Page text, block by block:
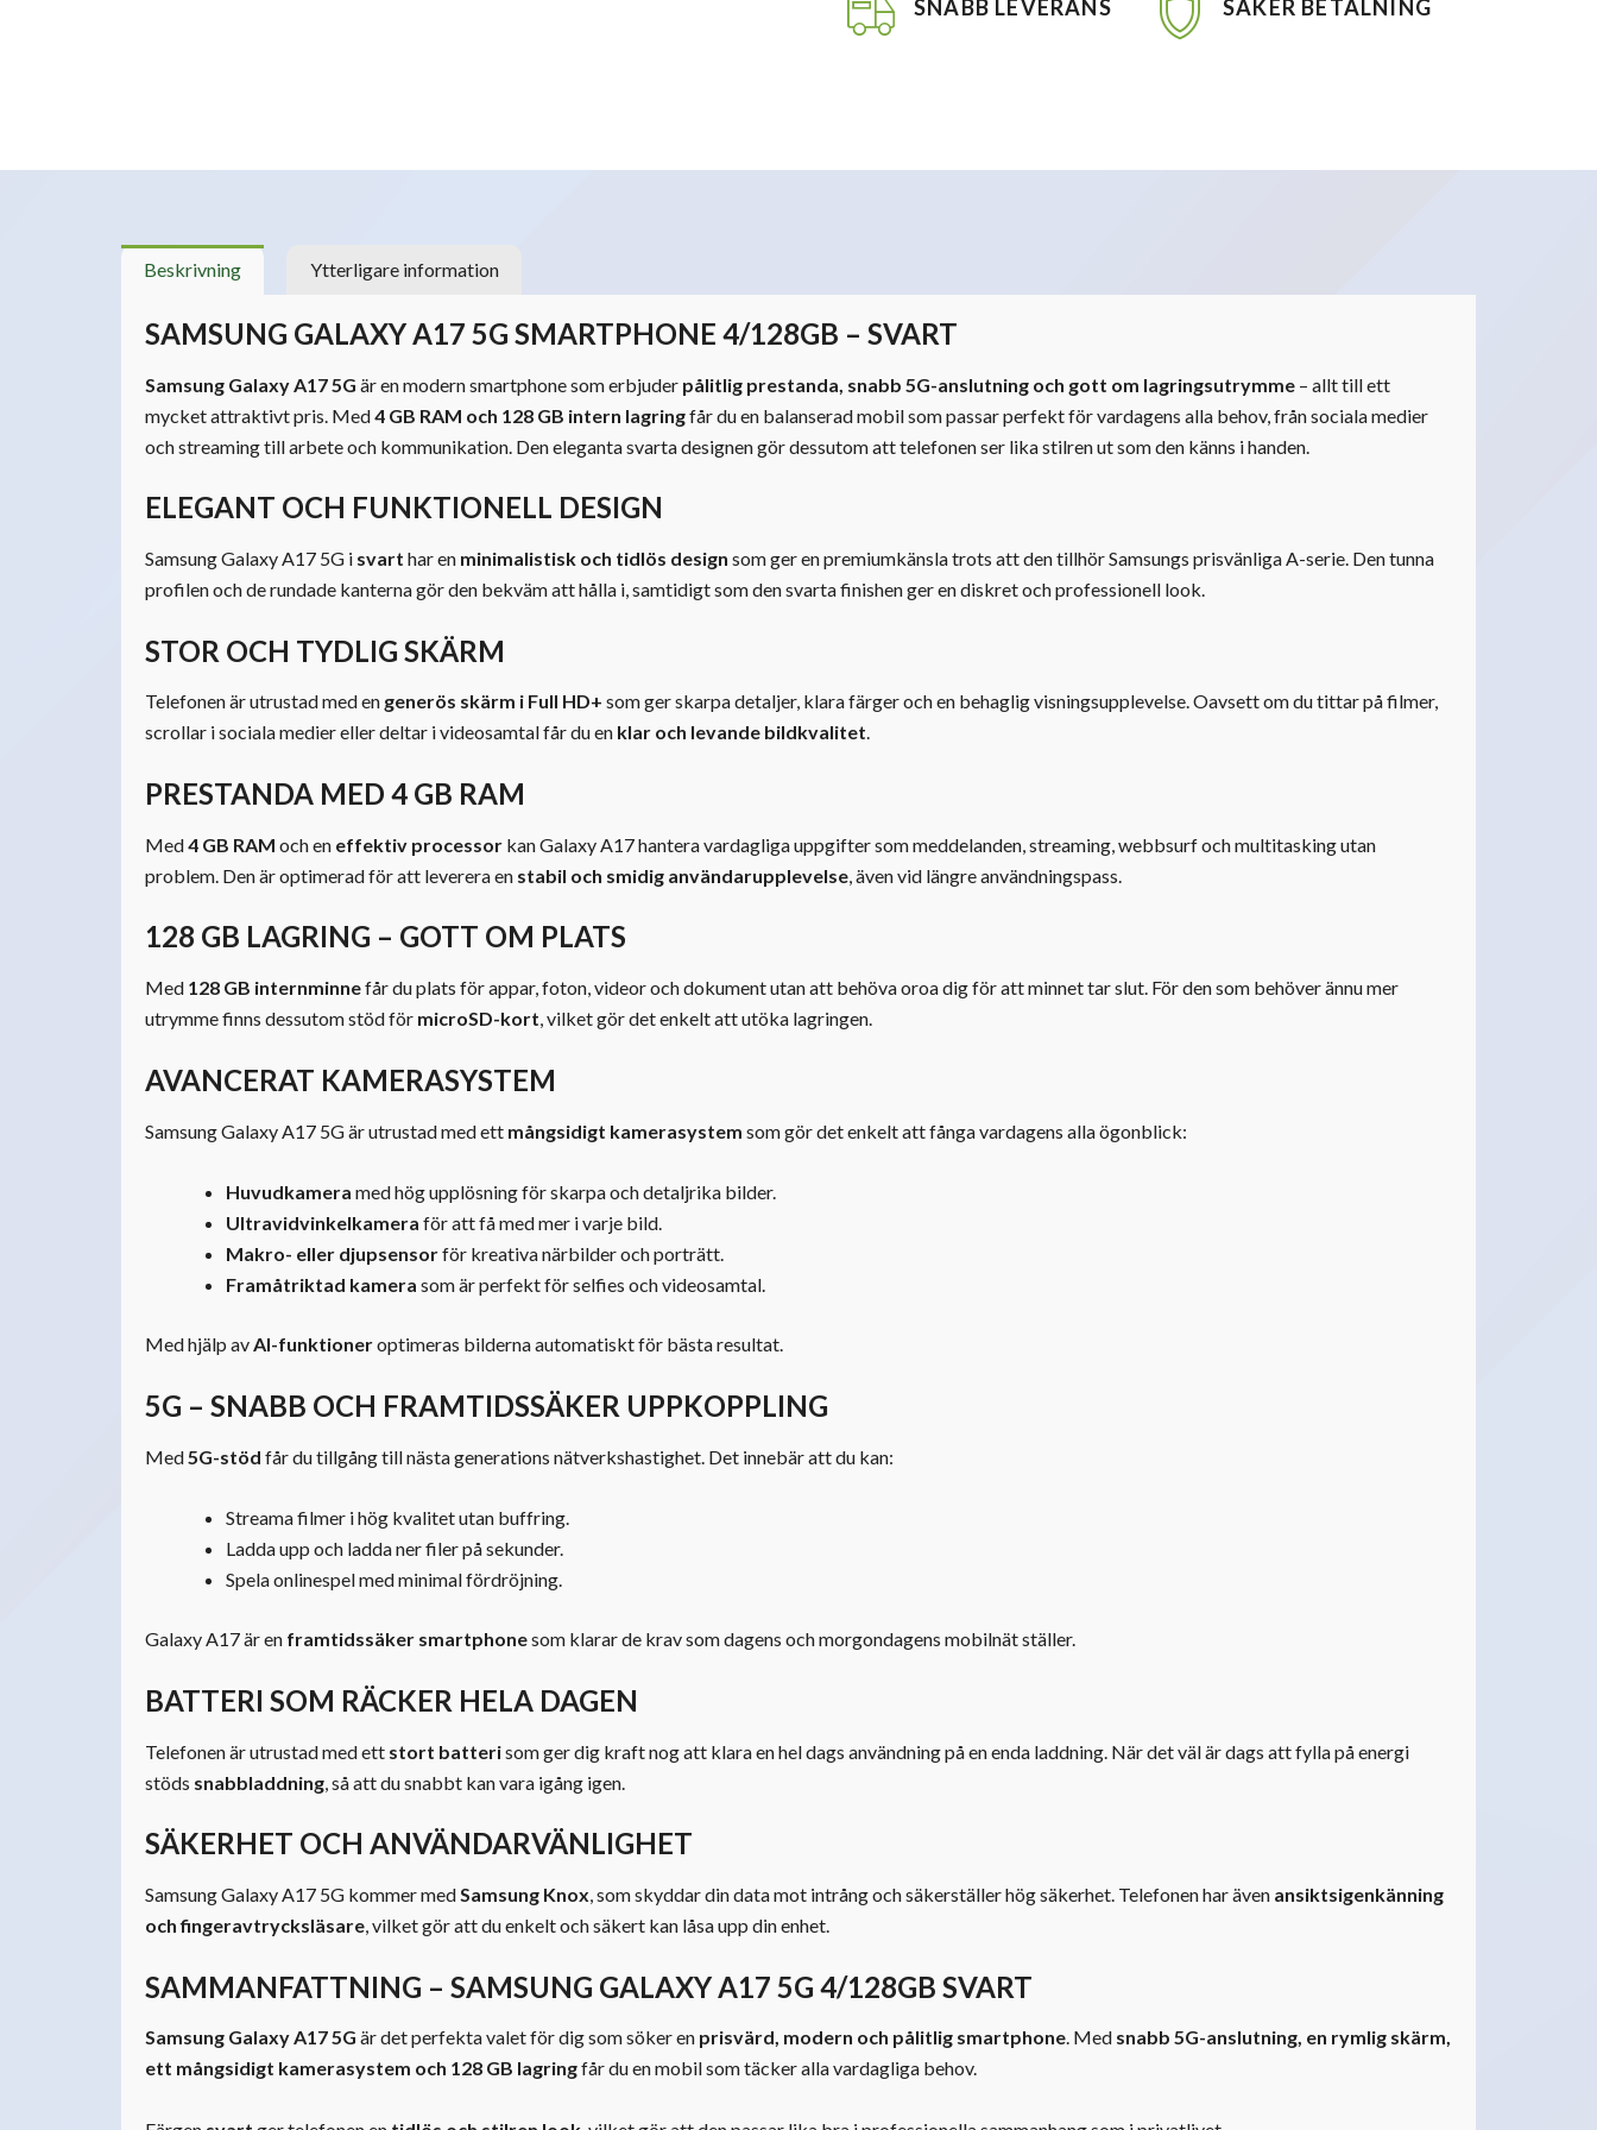
SNABB LEVERANS SÄKER BETALNING
Beskrivning Ytterligare information
SAMSUNG GALAXY A17 5G SMARTPHONE 4/128GB – SVART
Samsung Galaxy A17 5G är en modern smartphone som erbjuder pålitlig prestanda, snabb 5G-anslutning och gott om lagringsutrymme – allt till ett
mycket attraktivt pris. Med4 GB RAM och 128 GB intern lagringfår du en balanserad mobil som passar perfekt för vardagens alla behov, från sociala medier
och streaming till arbete och kommunikation. Den eleganta svarta designen gör dessutom att telefonen ser lika stilren ut som den känns i handen.
ELEGANT OCH FUNKTIONELL DESIGN
Samsung Galaxy A17 5G i svart har en minimalistisk och tidlös design som ger en premiumkänsla trots att den tillhör Samsungs prisvänliga A-serie. Den tunna
profilen och de rundade kanterna gör den bekväm att hålla i, samtidigt som den svarta finishen ger en diskret och professionell look.
STOR OCH TYDLIG SKÄRM
Telefonen är utrustad med en generös skärm i Full HD+ som ger skarpa detaljer, klara färger och en behaglig visningsupplevelse. Oavsett om du tittar på filmer,
scrollar i sociala medier eller deltar i videosamtal får du en klar och levande bildkvalitet.
PRESTANDA MED 4 GB RAM
Med4 GB RAM och en effektiv processor kan Galaxy A17 hantera vardagliga uppgifter som meddelanden, streaming, webbsurf och multitasking utan
problem. Den är optimerad för att leverera en stabil och smidig användarupplevelse, även vid längre användningspass.
128 GB LAGRING – GOTT OM PLATS
Med 128 GB internminnefår du plats för appar, foton, videor och dokument utan att behöva oroa dig för att minnet tar slut. För den som behöver ännu mer
utrymme finns dessutom stöd för microSD-kort, vilket gör det enkelt att utöka lagringen.
AVANCERAT KAMERASYSTEM
Samsung Galaxy A17 5G är utrustad med ett mångsidigt kamerasystem som gör det enkelt att fånga vardagens alla ögonblick:
Huvudkamera med hög upplösning för skarpa och detaljrika bilder.
Ultravidvinkelkamera för att få med mer i varje bild.
Makro- eller djupsensorför kreativa närbilder och porträtt.
Framåtriktad kamera som är perfekt för selfies och videosamtal.
Med hjälp avAI-funktioneroptimeras bilderna automatiskt för bästa resultat.
5G – SNABB OCH FRAMTIDSSÄKER UPPKOPPLING
Med 5G-stöd får du tillgång till nästa generations nätverkshastighet. Det innebär att du kan:
Streama filmer i hög kvalitet utan buffring.
Ladda upp och ladda ner filer på sekunder.
Spela onlinespel med minimal fördröjning.
Galaxy A17 är en framtidssäker smartphonesom klarar de krav som dagens och morgondagens mobilnät ställer.
BATTERI SOM RÄCKER HELA DAGEN
Telefonen är utrustad med ett stort batterisom ger dig kraft nog att klara en hel dags användning på en enda laddning. När det väl är dags att fylla på energi
stöds snabbladdning , så att du snabbt kan vara igång igen.
SÄKERHET OCH ANVÄNDARVÄNLIGHET
Samsung Galaxy A17 5G kommer medSamsung Knox, som skyddar din data mot intrång och säkerställer hög säkerhet. Telefonen har även ansiktsigenkänning
och fingeravtrycksläsare, vilket gör att du enkelt och säkert kan låsa upp din enhet.
SAMMANFATTNING – SAMSUNG GALAXY A17 5G 4/128GB SVART
Samsung Galaxy A17 5G är det perfekta valet för dig som söker en prisvärd, modern och pålitlig smartphone. Med snabb 5G-anslutning, en rymlig skärm,
ett mångsidigt kamerasystem och 128 GB lagringfår du en mobil som täcker alla vardagliga behov.